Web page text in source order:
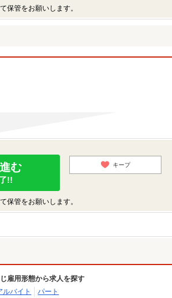
保管をお願いします。
む
!!
キープ
保管をお願いします。
雇用形態から求人を探す
ルバイト
パート